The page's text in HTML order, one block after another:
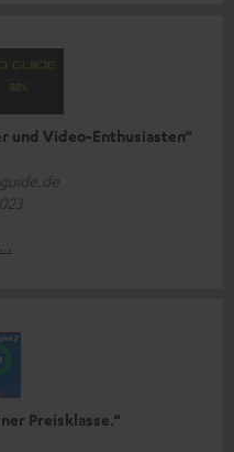
und Video-Enthusiasten“
Preisklasse.“